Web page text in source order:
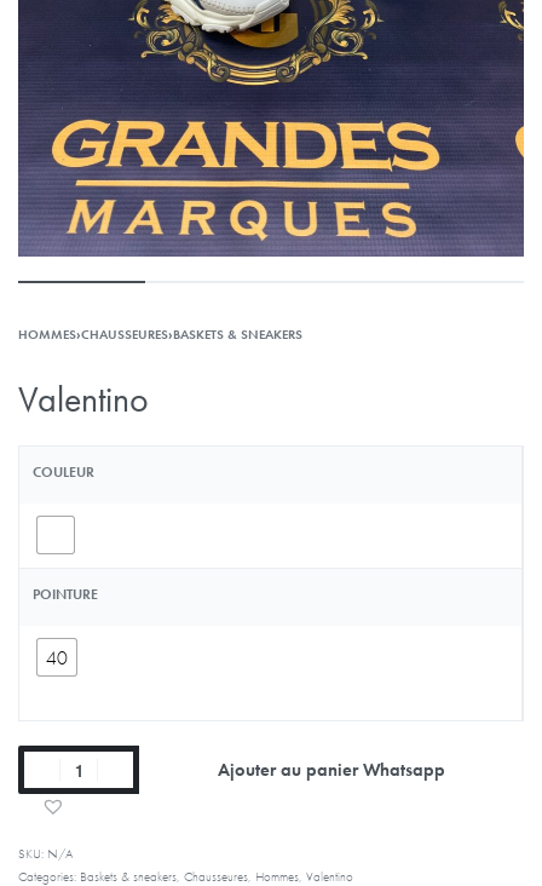
HOMMES›CHAUSSEURES›BASKETS & SNEAKERS
Valentino
COULEUR
POINTURE
40
Ajouter au panier Whatsapp
SKU: N/A
Categories: Baskets & sneakers, Chausseures, Hommes, Valentino